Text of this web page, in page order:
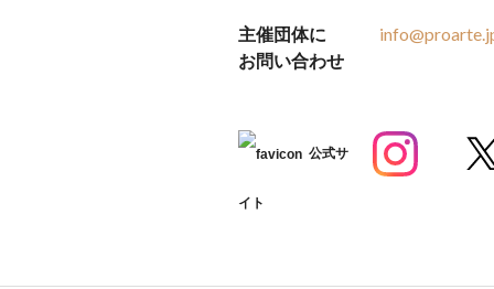
主催団体に
お問い合わせ
公式サ
イト